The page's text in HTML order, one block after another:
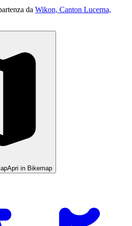
da Wikon, Canton Lucerna,
Apri in Bikemap